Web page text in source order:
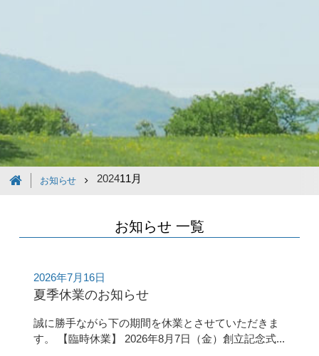
お知らせ 202411月
お知らせ 一覧
2026年7月16日
夏季休業のお知らせ
誠に勝手ながら下の期間を休業とさせていただきま
す。 【臨時休業】 2026年8月7日（金）創立記念式...